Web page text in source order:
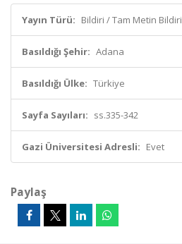
Yayın Türü: Bildiri / Tam Metin Bildiri
Basıldığı Şehir: Adana
Basıldığı Ülke: Türkiye
Sayfa Sayıları: ss.335-342
Gazi Üniversitesi Adresli: Evet
Paylaş